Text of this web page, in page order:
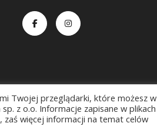
Twojej przeglądarki, które możesz w
z o.o. Informacje zapisane w plikach
zaś więcej informacji na temat celów